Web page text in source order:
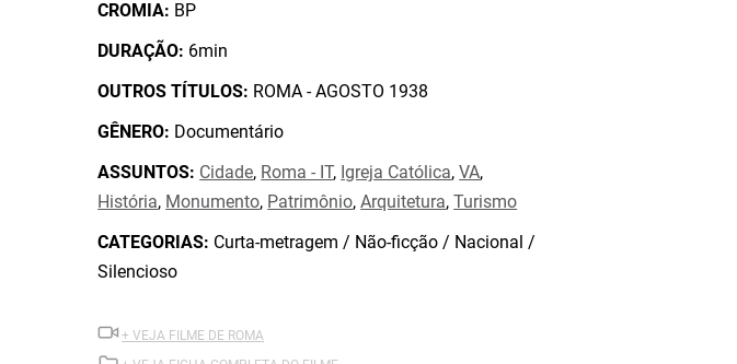
CROMIA: BP
DURAÇÃO: 6min
OUTROS TÍTULOS: ROMA - AGOSTO 1938
GÊNERO: Documentário
ASSUNTOS: Cidade, Roma - IT, Igreja Católica,VA,
História, Monumento, Patrimônio,Arquitetura,Turismo
CATEGORIAS: Curta-metragem / Não-ficção / Nacional /
Silencioso
+ VEJA FILME DE ROMA